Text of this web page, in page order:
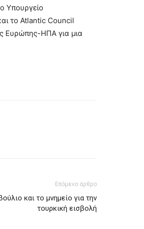
Υπουργείο
το Atlantic Council
Ευρώπης-ΗΠΑ για μια
Επόμενο άρθρο
και το μνημείο για την
τουρκική εισβολή